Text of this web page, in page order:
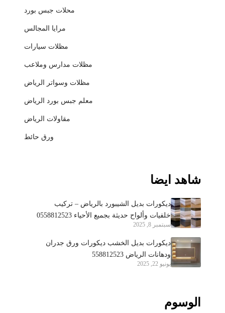
محلات جبس بورد
مرايا المجالس
مظلات سيارات
مظلات مدارس وملاعب
مظلات وسواتر الرياض
معلم جبس بورد الرياض
مقاولات الرياض
ورق حائط
شاهد ايضا
ديكورات بديل الشيبورد بالرياض – تركيب
خلفيات وألواح حديثة بجميع الأحياء 0558812523
سبتمبر 8, 2025
ديكورات بديل الخشب ديكورات ورق جدران
ودهانات الرياض 558812523
يونيو 22, 2025
الوسوم